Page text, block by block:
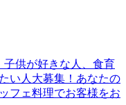
子供が好きな人、食育
い人大募集！あなたの
フェ料理でお客様をお